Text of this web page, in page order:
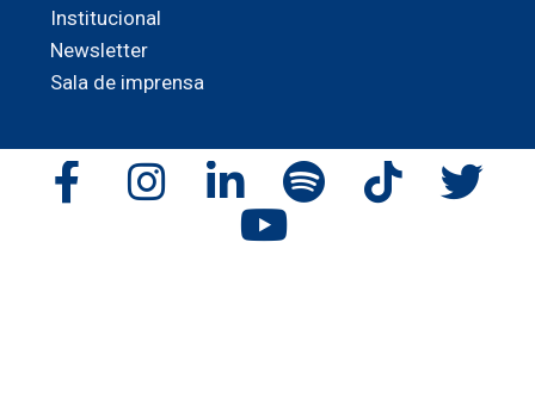
Institucional
Newsletter
Sala de imprensa